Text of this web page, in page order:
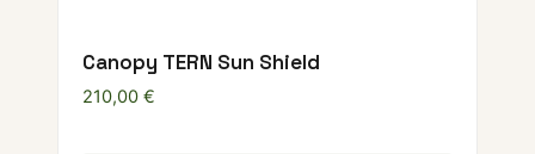
Canopy TERN Sun Shield
210,00 €